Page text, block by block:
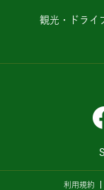
観光・ドライ
利用規約